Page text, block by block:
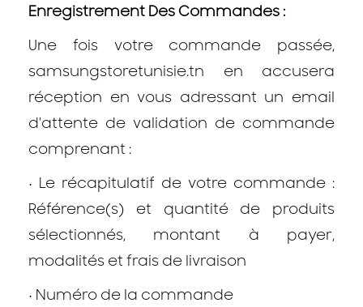
Enregistrement Des Commandes :
Une fois votre commande passée,
samsungstoretunisie.tn en accusera
réception en vous adressant un email
d'attente de validation de commande
comprenant :
• Le récapitulatif de votre commande :
Référence(s) et quantité de produits
sélectionnés, montant à payer,
modalités et frais de livraison
• Numéro de la commande